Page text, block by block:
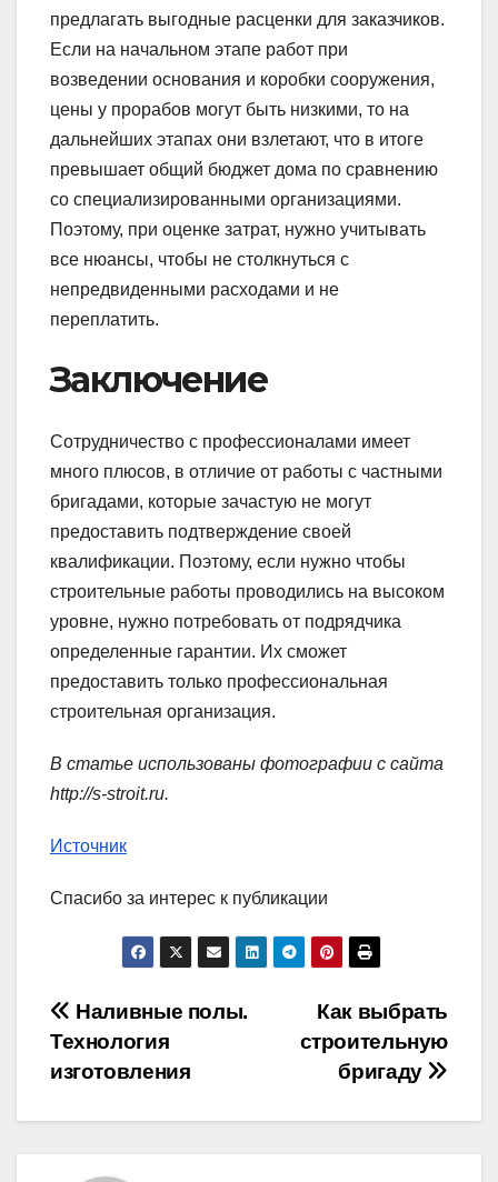
предлагать выгодные расценки для заказчиков.
Если на начальном этапе работ при
возведении основания и коробки сооружения,
цены у прорабов могут быть низкими, то на
дальнейших этапах они взлетают, что в итоге
превышает общий бюджет дома по сравнению
со специализированными организациями.
Поэтому, при оценке затрат, нужно учитывать
все нюансы, чтобы не столкнуться с
непредвиденными расходами и не
переплатить.
Заключение
Сотрудничество с профессионалами имеет
много плюсов, в отличие от работы с частными
бригадами, которые зачастую не могут
предоставить подтверждение своей
квалификации. Поэтому, если нужно чтобы
строительные работы проводились на высоком
уровне, нужно потребовать от подрядчика
определенные гарантии. Их сможет
предоставить только профессиональная
строительная организация.
В статье использованы фотографии с сайта
http://s-stroit.ru.
Источник
Спасибо за интерес к публикации
Навигация
по
записям
Как выбрать
строительную
бригаду
Наливные полы.
Технология
изготовления